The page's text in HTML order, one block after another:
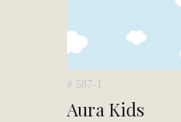
# 587-1
Aura Kids